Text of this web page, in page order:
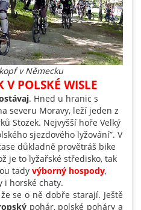
v Německu
V POLSKÉ WISLE
. Hned u hranic s
severu Moravy, leží jeden z
Stozek. Nejvyšší hoře Velký
sjezdového lyžování”. V
důkladně provětráš bike
je to lyžařské středisko, tak
tady výborný hospody,
i horské chaty.
se o ně dobře starají. Ještě
pohár, polské poháry a